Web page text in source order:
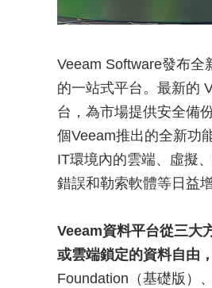
Veeam Software發布全
的一站式平台。最新的
台，為市場提供安全備
個Veeam推出的全新功
IT環境內的雲端、虛擬
錯誤和勒索軟體等日益
Veeam資料平台從三大
或雲端鎖定的資料自由
Foundation（基礎版）